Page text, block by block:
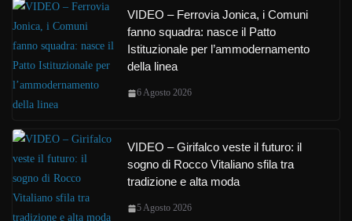
VIDEO – Ferrovia Jonica, i Comuni
fanno squadra: nasce il Patto
Istituzionale per l’ammodernamento
della linea
6 Agosto 2026
VIDEO – Girifalco veste il futuro: il
sogno di Rocco Vitaliano sfila tra
tradizione e alta moda
5 Agosto 2026